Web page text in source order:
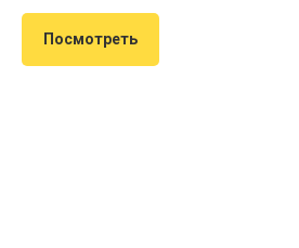
Посмотреть